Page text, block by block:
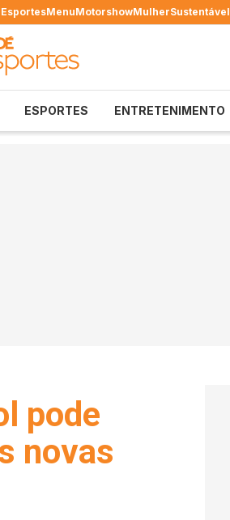
EsportesMenuMotorshowMulherSustentável
ESPORTES ENTRETENIMENTO
pode
novas